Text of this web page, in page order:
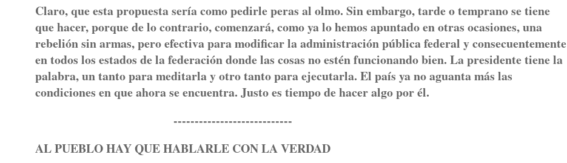
Claro, que esta propuesta sería como pedirle peras al olmo. Sin embargo, tarde o temprano se tiene
que hacer, porque de lo contrario, comenzará, como ya lo hemos apuntado en otras ocasiones, una
rebelión sin armas, pero efectiva para modificar la administración pública federal y consecuentemente
en todos los estados de la federación donde las cosas no estén funcionando bien. La presidente tiene la
palabra, un tanto para meditarla y otro tanto para ejecutarla. El país ya no aguanta más las
condiciones en que ahora se encuentra. Justo es tiempo de hacer algo por él.
----------------------------
AL PUEBLO HAY QUE HABLARLE CON LA VERDAD